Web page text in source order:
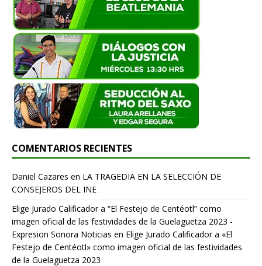
COMENTARIOS RECIENTES
Daniel Cazares en LA TRAGEDIA EN LA SELECCIÓN DE
CONSEJEROS DEL INE
Elige Jurado Calificador a “El Festejo de Centéotl” como
imagen oficial de las festividades de la Guelaguetza 2023 -
Expresion Sonora Noticias en Elige Jurado Calificador a «El
Festejo de Centéotl» como imagen oficial de las festividades
de la Guelaguetza 2023